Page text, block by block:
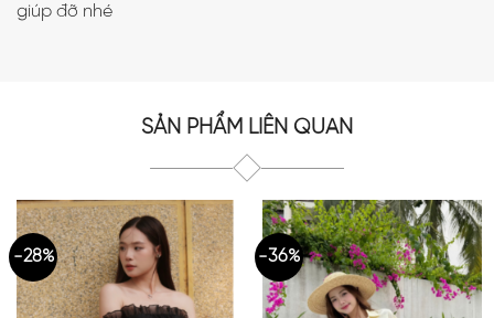
giúp đỡ nhé
SẢN PHẨM LIÊN QUAN
-28% -36%